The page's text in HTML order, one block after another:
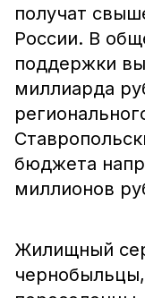
получат
России. В
поддержки
миллиарда
бюджета
миллионов
Жилищный